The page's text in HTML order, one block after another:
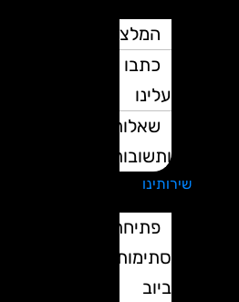
המלצות
כתבו
עלינו
שאלות
ותשובות
שירותינו
פתיחת
סתימות
ביוב